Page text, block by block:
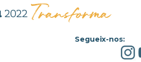
Segueix-nos: